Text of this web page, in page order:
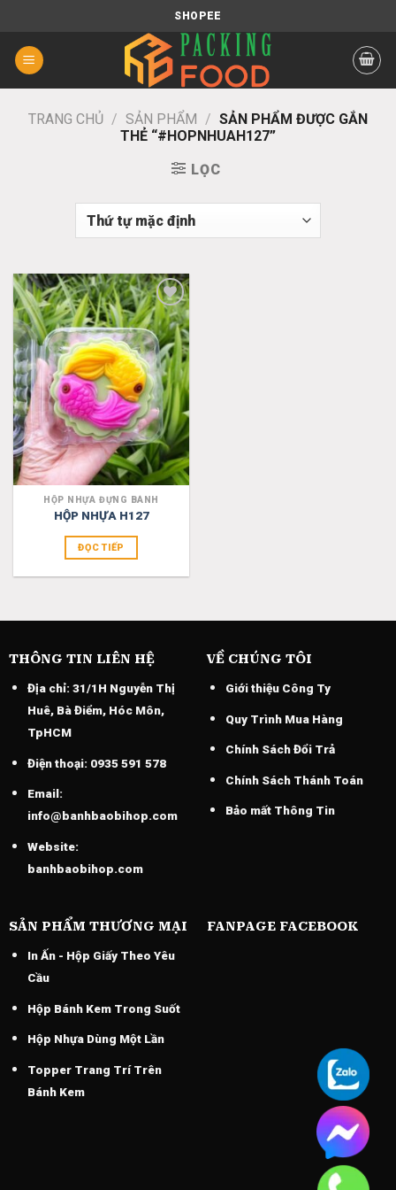
nội
dung
SHOPEE
TRANG CHỦ / SẢN PHẨM / SẢN PHẨM ĐƯỢC GẮN
THẺ “#HOPNHUAH127”
LỌC
Add
to
wishlist
HỘP NHỰA ĐỰNG BÁNH
HỘP NHỰA H127
ĐỌC TIẾP
THÔNG TIN LIÊN HỆ
Địa chỉ:31/1H Nguyễn Thị
Huê, Bà Điểm, Hóc Môn,
TpHCM
Điện thoại:0935 591 578
Email:
info@banhbaobihop.com
Website:
banhbaobihop.com
VỀ CHÚNG TÔI
Giới thiệu Công Ty
Quy Trình Mua Hàng
Chính Sách Đổi Trả
Chính Sách Thánh Toán
Bảo mất Thông Tin
SẢN PHẨM THƯƠNG MẠI
In Ấn - Hộp Giấy Theo Yêu
Cầu
Hộp Bánh Kem Trong Suốt
Hộp Nhựa Dùng Một Lần
Topper Trang Trí Trên
Bánh Kem
FANPAGE FACEBOOK